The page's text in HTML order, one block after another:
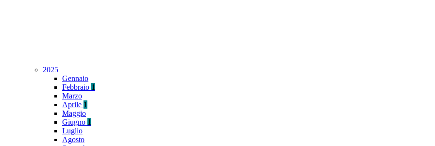
2025
Gennaio
Febbraio 1
Marzo
Aprile 1
Maggio
Giugno 1
Luglio
Agosto